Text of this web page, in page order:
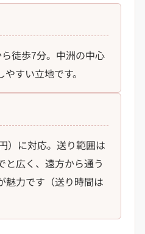
徒歩7分。中洲の中心
すい立地です。
）に対応。送り範囲は
と広く、遠方から通う
魅力です（送り時間は